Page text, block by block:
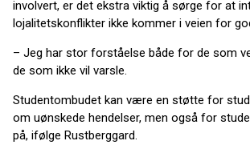
involvert, er det ekstra viktig å sørge for at
lojalitetskonflikter ikke kommer i veien for
– Jeg har stor forståelse både for de som
de som ikke vil varsle.
Studentombudet kan være en støtte for
om uønskede hendelser, men også for
på, ifølge Rustberggard.